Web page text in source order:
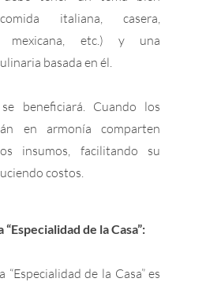
italiana, casera,
mexicana, etc.) y una
basada en él.
beneficiará. Cuando los
en armonía comparten
insumos, facilitando su
costos.
de la Casa”:
“Especialidad de la Casa” es